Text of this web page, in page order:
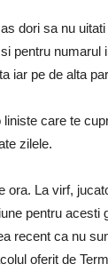
dori sa nu
pentru
iar pe de alta
care te
zilele.
La virf,
pentru
recent ca nu
oferit de